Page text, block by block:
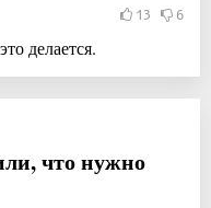
13 6
делается.
что нужно